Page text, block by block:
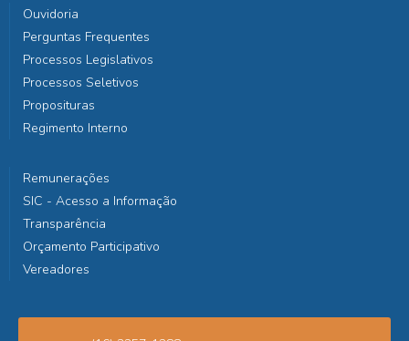
Ouvidoria
Perguntas Frequentes
Processos Legislativos
Processos Seletivos
Proposituras
Regimento Interno
Remunerações
SIC - Acesso a Informação
Transparência
Orçamento Participativo
Vereadores